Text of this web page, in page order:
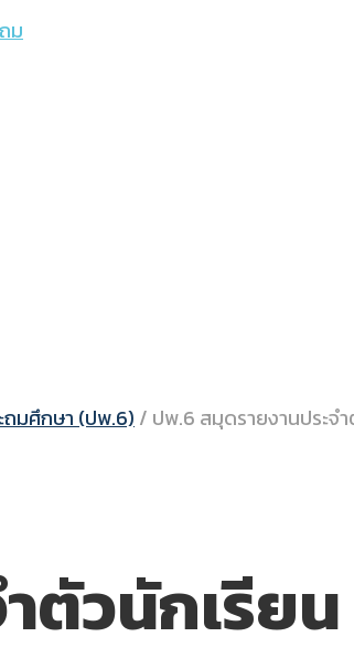
ม
ถมศึกษา (ปพ.6) / ปพ.6 สมุดรายงานประจ
ตัวนักเรีย